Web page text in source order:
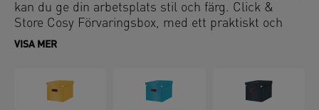
kan du ge din arbetsplats stil och färg. Click &
Store Cosy Förvaringsbox, med ett praktiskt och
snyggt rött grepphål, passar perfekt in i vanliga
förvaringslåda gör att du kan förvara större föremål
samtidigt som du sparar utrymme. Leitz Click &
VISA MER